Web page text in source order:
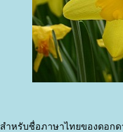
สำหรับชื่อภาษาไทยของดอก